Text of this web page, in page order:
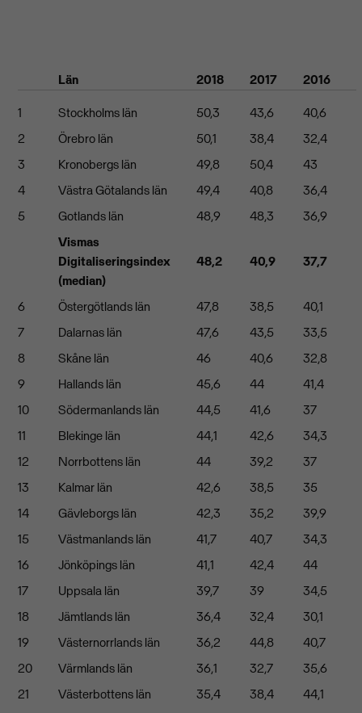
Län 2018 2017 2016
1 Stockholms län 50,3 43,6
40,6
2
Örebro län 50,1 38,4
32,4
3
Kronobergs län 49,8 50,4
43
4
Västra Götalands län 49,4 40,8
36,4
5
Gotlands län 48,9 48,3
36,9
Vismas
Digitaliseringsindex
(median)
48,2 40,9 37,7
6 Östergötlands län 47,8 38,5
40,1
7
Dalarnas län 47,6 43,5
33,5
8
Skåne län 46 40,6
32,8
9
Hallands län 45,6 44
41,4
10
Södermanlands län 44,5 41,6
37
11
Blekinge län 44,1 42,6
34,3
12
Norrbottens län 44 39,2
37
13
Kalmar län 42,6 38,5
35
14
Gävleborgs län 42,3 35,2
39,9
15
Västmanlands län 41,7 40,7
34,3
16
Jönköpings län 41,1 42,4
44
17
Uppsala län 39,7 39
34,5
18
Jämtlands län 36,4 32,4
30,1
19
Västernorrlands län 36,2 44,8
40,7
20
Värmlands län 36,1 32,7
35,6
21
Västerbottens län 35,4 38,4 44,1